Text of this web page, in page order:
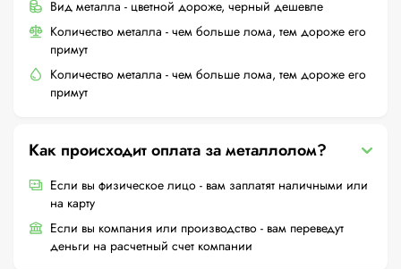
Вид металла - цветной дороже, черный дешевле
Количество металла - чем больше лома, тем дороже его
примут
Количество металла - чем больше лома, тем дороже его
примут
Как происходит оплата за металлолом?
Если вы физическое лицо - вам заплатят наличными или
на карту
Если вы компания или производство - вам переведут
деньги на расчетный счет компании